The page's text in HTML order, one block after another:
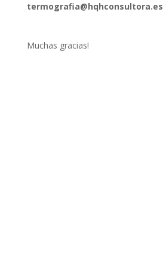
termografia@hqhconsultora.es
Muchas gracias!